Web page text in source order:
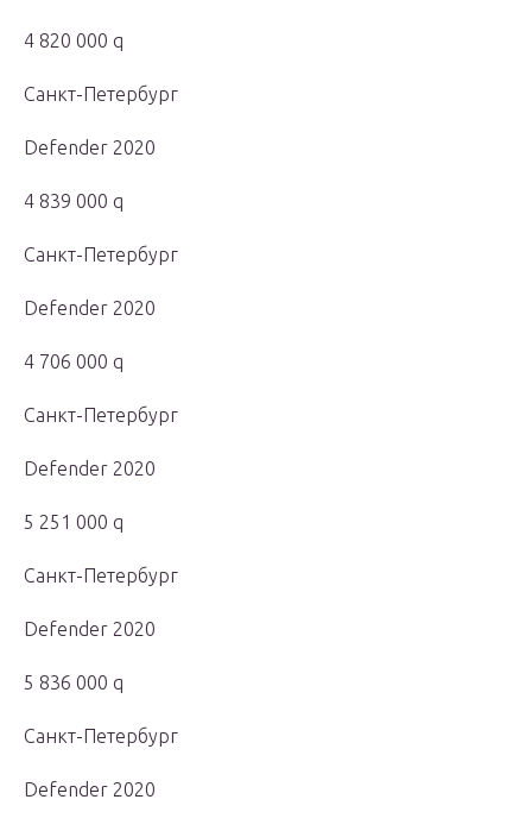
4 820 000 q
Санкт-Петербург
Defender 2020
4 839 000 q
Санкт-Петербург
Defender 2020
4 706 000 q
Санкт-Петербург
Defender 2020
5 251 000 q
Санкт-Петербург
Defender 2020
5 836 000 q
Санкт-Петербург
Defender 2020